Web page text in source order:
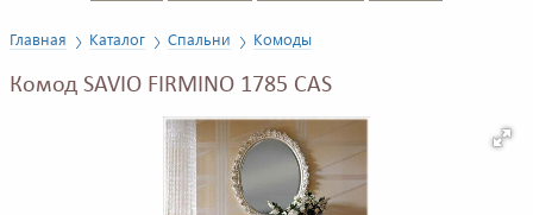
Главная Каталог Спальни Комоды
Комод SAVIO FIRMINO 1785 CAS